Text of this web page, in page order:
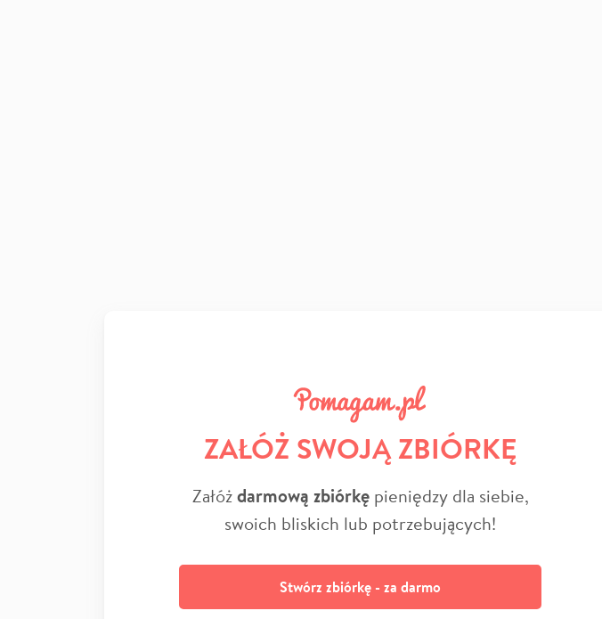
ZAŁÓŻ SWOJĄ ZBIÓRKĘ
Załóżdarmową zbiórkępieniędzy dla siebie,
swoich bliskich lub potrzebujących!
Stwórz zbiórkę - za darmo